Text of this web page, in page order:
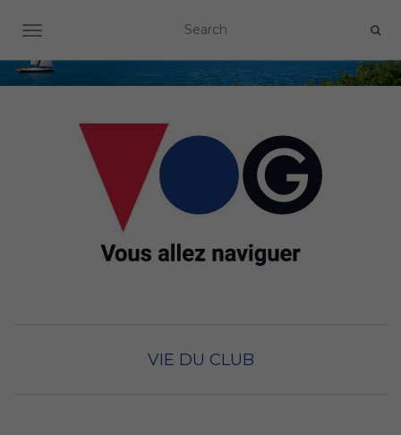
OUVRIR/FERMER LA NAVIGATION
VIE DU CLUB